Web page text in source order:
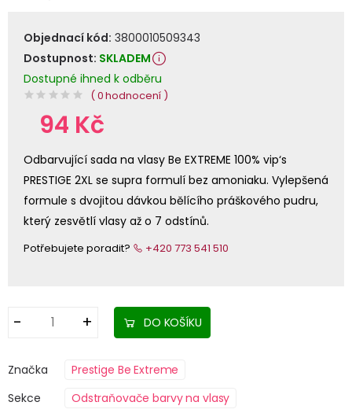
Objednací kód: 3800010509343
Dostupnost: SKLADEM
Dostupné ihned k odběru
( 0 hodnocení )
94 Kč
Odbarvující sada na vlasy Be EXTREME 100% vip‘s
PRESTIGE 2XL se supra formulí bez amoniaku. Vylepšená
formule s dvojitou dávkou bělícího práškového pudru,
který zesvětlí vlasy až o 7 odstínů.
Potřebujete poradit? +420 773 541 510
DO KOŠÍKU
Značka
Prestige Be Extreme
Sekce
Odstraňovače barvy na vlasy